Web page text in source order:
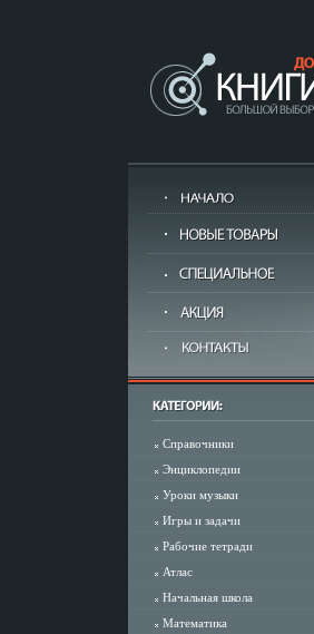
Справочники
Энциклопедии
Уроки музыки
Игры и задачи
Рабочие тетради
Атлас
Начальная школа
Математика